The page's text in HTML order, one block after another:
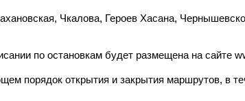
Чкалова, Героев Хасана,
по остановкам будет размещена на сайте
порядок открытия и закрытия маршрутов, в